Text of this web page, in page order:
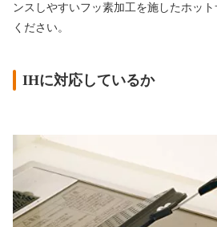
ンスしやすいフッ素加工を施したホッ
ください。
IHに対応しているか